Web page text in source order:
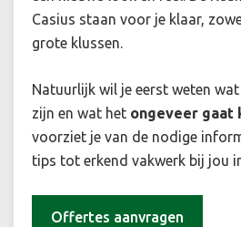
Casius staan voor je klaar,
grote klussen.
Natuurlijk wil je eerst weten
zijn en wat het ongeveer gaat
voorziet je van de nodige
tips tot erkend vakwerk bij jou
Offertes aanvragen